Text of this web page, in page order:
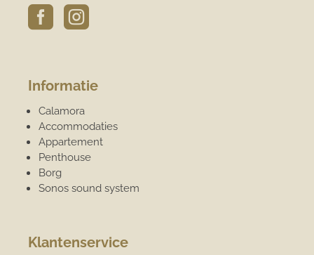
 
Informatie
Calamora
Accommodaties
Appartement
Penthouse
Borg
Sonos sound system
Klantenservice